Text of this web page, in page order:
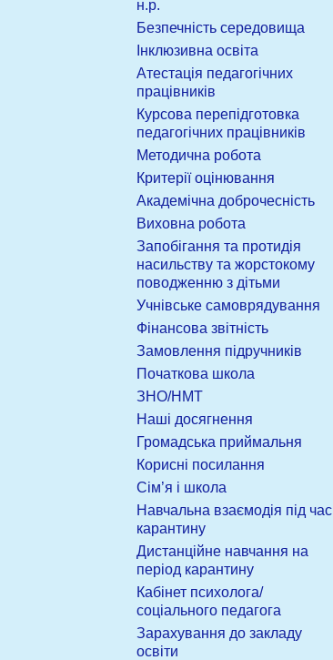
н.р.
Безпечність середовища
Інклюзивна освіта
Атестація педагогічних
працівників
Курсова перепідготовка
педагогічних працівників
Методична робота
Критерії оцінювання
Академічна доброчесність
Виховна робота
Запобігання та протидія
насильству та жорстокому
поводженню з дітьми
Учнівське самоврядування
Фінансова звітність
Замовлення підручників
Початкова школа
ЗНО/НМТ
Наші досягнення
Громадська приймальня
Корисні посилання
Сім’я і школа
Навчальна взаємодія під час
карантину
Дистанційне навчання на
період карантину
Кабінет психолога/
соціального педагога
Зарахування до закладу
освіти